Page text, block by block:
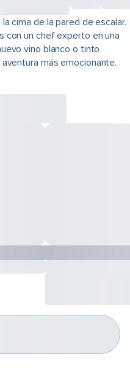
cima de la pared de escalar.
con un chef experto en una
vino blanco o tinto
más emocionante.